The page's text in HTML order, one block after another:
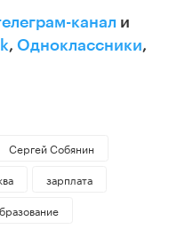
канал и
, Одноклассники,
Сергей Собянин
зарплата